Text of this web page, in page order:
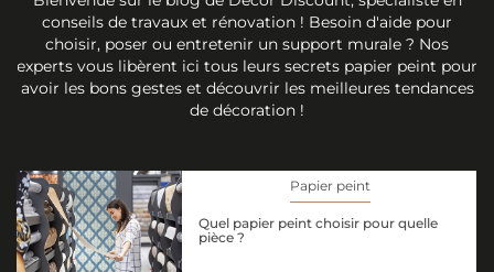
conseils de travaux et rénovation ! Besoin d'aide pour
choisir, poser ou entretenir un support murale ? Nos
experts vous libèrent ici tous leurs secrets papier peint pour
avoir les bons gestes et découvrir les meilleures tendances
de décoration !
Papier peint
Quel papier peint choisir pour quelle
pièce ?